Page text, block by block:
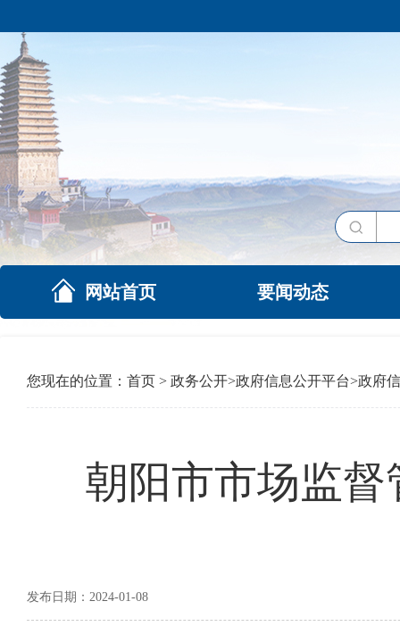
网站首页 要闻动态
您现在的位置： 首页 > 政务公开>政府信息公开平台>政府
朝阳市市场监督
发布日期：2024-01-08